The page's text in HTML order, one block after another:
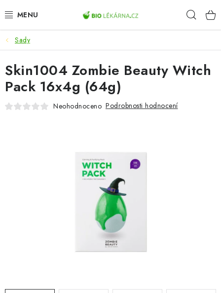
na
AKCE
DOPLŇKY STRAVY
PŘÍRODNÍ KOSMETIKA
Odborný garant MUDr. Monika Klaudysová
Sady
Skin1004 Zombie Beauty Witch
Pack 16x4g (64g)
Neohodnoceno Podrobnosti hodnocení